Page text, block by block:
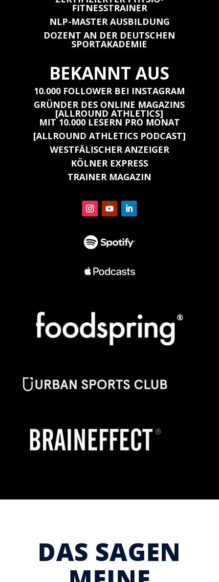
FITNESSTRAINER
NLP-MASTER AUSBILDUNG
DOZENT AN DER DEUTSCHEN
SPORTAKADEMIE
BEKANNT AUS
10.000 FOLLOWER BEI INSTAGRAM
GRÜNDER DES ONLINE MAGAZINS
[ALLROUND ATHLETICS]
MIT 10.000 LESERN PRO MONAT
[ALLROUND ATHLETICS PODCAST]
WESTFÄLISCHER ANZEIGER
KÖLNER EXPRESS
TRAINER MAGAZIN
DAS SAGEN